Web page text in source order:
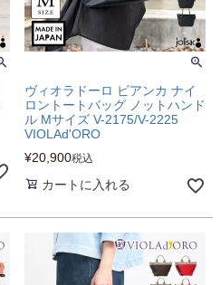
ヴィオラドーロ ビアンカ ナイ
ロントートバッグ ノットハンド
ル Mサイズ V-2175/V-2225
VIOLAd'ORO
¥20,900税込
カートに入れる